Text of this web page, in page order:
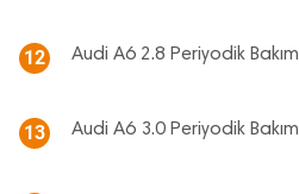
12 Audi A6 2.8 Periyodik Bakım
13 Audi A6 3.0 Periyodik Bakım